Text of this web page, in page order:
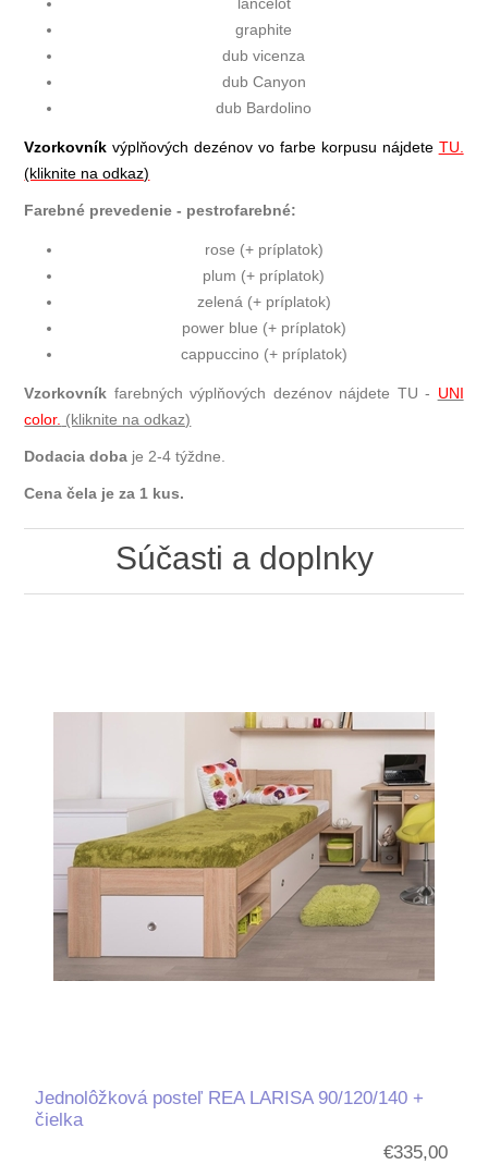
lancelot
graphite
dub vicenza
dub Canyon
dub Bardolino
Vzorkovníkvýplňových dezénov vo farbe korpusu nájdete TU.
(kliknite na odkaz)
Farebné prevedenie - pestrofarebné:
rose (+ príplatok)
plum (+ príplatok)
zelená (+ príplatok)
power blue (+ príplatok)
cappuccino (+ príplatok)
Vzorkovník farebných výplňových dezénov nájdete TU - UNI
color. (kliknite na odkaz)
Dodacia doba je 2-4 týždne.
Cena čela je za 1 kus.
Súčasti a doplnky
Jednolôžková posteľ REA LARISA 90/120/140 +
čielka
€335,00